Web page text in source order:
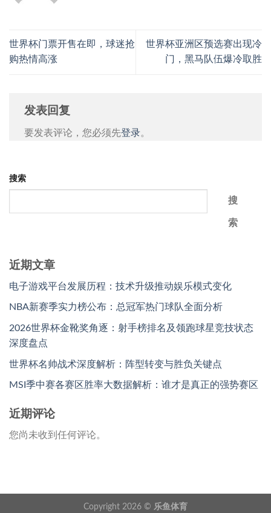
世界杯门票开售在即，球迷抢
购热情高涨
世界杯亚洲区预选赛出现冷
门，黑马队伍爆冷取胜
发表回复
要发表评论，您必须先登录。
搜索
搜
索
近期文章
电子游戏平台发展历程：技术升级推动娱乐模式变化
NBA新赛季实力榜公布：总冠军热门球队全面分析
2026世界杯金靴奖角逐：射手榜排名及领跑球星竞技状态
深度盘点
世界杯名帅战术深度解析：阵型转变与胜负关键点
MSI季中赛各赛区胜率大数据解析：谁才是真正的强势赛区
近期评论
您尚未收到任何评论。
Copyright 2026 © 乐鱼体育